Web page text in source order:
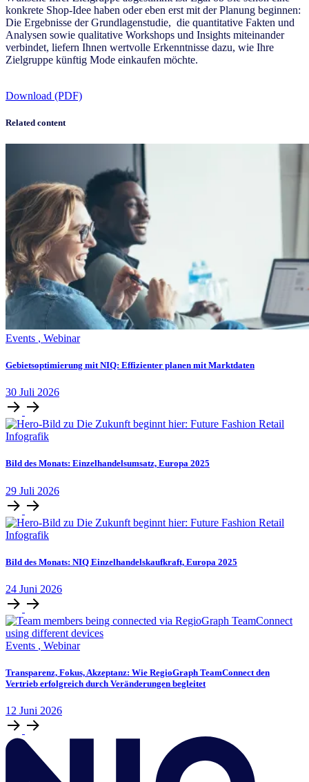
konkrete Shop-Idee haben oder eben erst mit der Planung beginnen:
Die Ergebnisse der Grundlagenstudie, die quantitative Fakten und
Analysen sowie qualitative Workshops und Insights miteinander
verbindet, liefern Ihnen wertvolle Erkenntnisse dazu, wie Ihre
Zielgruppe künftig Mode einkaufen möchte.
Download (PDF)
Related content
Events , Webinar
Gebietsoptimierung mit NIQ: Effizienter planen mit Marktdaten
30 Juli 2026
Infografik
Bild des Monats: Einzelhandelsumsatz, Europa 2025
29 Juli 2026
Infografik
Bild des Monats: NIQ Einzelhandelskaufkraft, Europa 2025
24 Juni 2026
Events , Webinar
Transparenz, Fokus, Akzeptanz: Wie RegioGraph TeamConnect den
Vertrieb erfolgreich durch Veränderungen begleitet
12 Juni 2026